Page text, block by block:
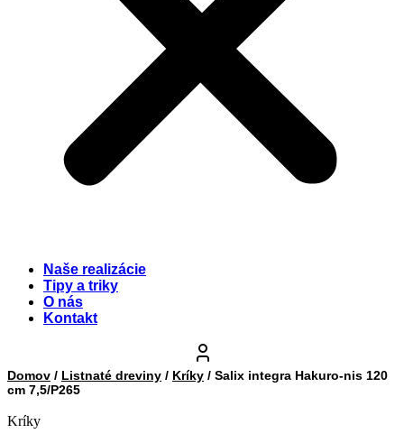
Naše realizácie
Tipy a triky
O nás
Kontakt
Domov / Listnaté dreviny / Kríky / Salix integra Hakuro-nis 120
cm 7,5/P265
Kríky